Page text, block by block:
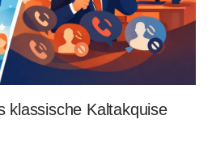
klassische Kaltakquise